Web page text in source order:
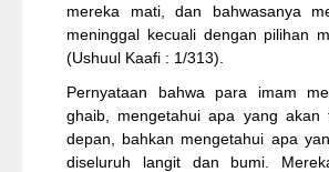
mereka mati, dan bahwasanya
meninggal kecuali dengan pilihan
(Ushuul Kaafi : 1/313).
Pernyataan bahwa para imam
ghaib, mengetahui apa yang akan
depan, bahkan mengetahui apa
diseluruh langit dan bumi.